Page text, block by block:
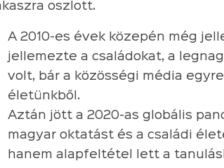
oszlott.
A 2010-es évek közepén még
jellemezte a családokat, a
volt, bár a közösségi média
életünkből.
Aztán jött a 2020-as globális
magyar oktatást és a családi
hanem alapfeltétel lett a